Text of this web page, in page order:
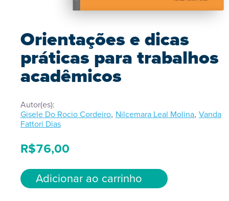
Orientações e dicas
práticas para trabalhos
acadêmicos
Autor(es):
Gisele Do Rocio Cordeiro, Nilcemara Leal Molina, Vanda
Fattori Dias
R$76,00
Adicionar ao carrinho